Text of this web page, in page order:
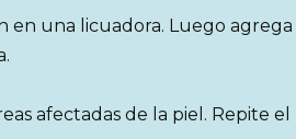
en una licuadora. Luego agrega
afectadas de la piel. Repite el